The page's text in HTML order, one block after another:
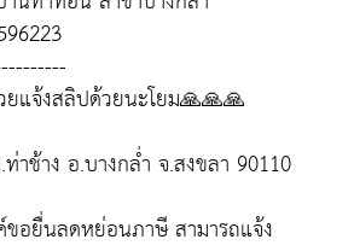
แจ้งสลิปด้วยนะโยม🙏🙏🙏
ช้าง อ.บางกล่ำ จ.สงขลา 90110
ขอยื่นลดหย่อนภาษี สามารถแจ้ง